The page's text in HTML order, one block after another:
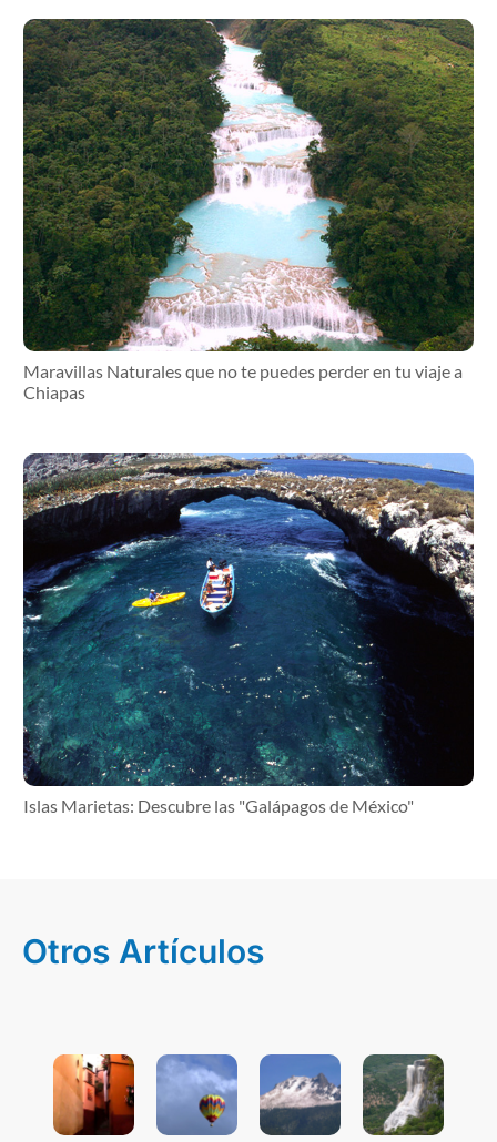
Maravillas Naturales que no te puedes perder en tu viaje a
Chiapas
Islas Marietas: Descubre las "Galápagos de México"
Otros Artículos